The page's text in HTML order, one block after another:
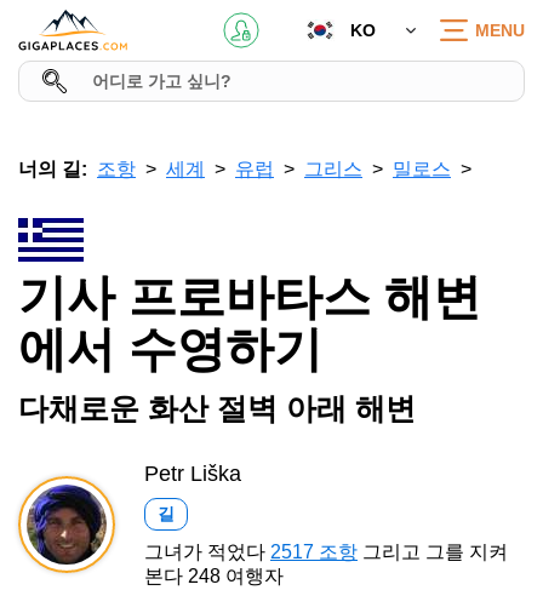
KO MENU
너의 길: 조항 세계 유럽 그리스 밀로스
기사 프로바타스 해변
에서 수영하기
다채로운 화산 절벽 아래 해변
Petr Liška
길
그녀가 적었다 2517 조항 그리고 그를 지켜
본다 248 여행자